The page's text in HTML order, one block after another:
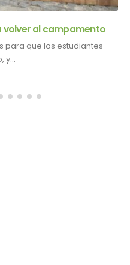
volver al campamento
para que los estudiantes
y...